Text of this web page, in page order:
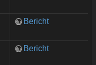
Bericht
Bericht